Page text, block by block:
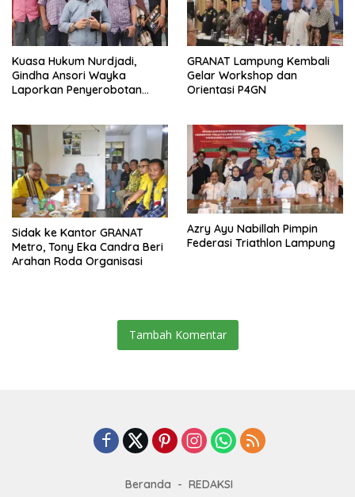
Kuasa Hukum Nurdjadi,
Gindha Ansori Wayka
Laporkan Penyerobotan
GRANAT Lampung Kembali
Gelar Workshop dan
Orientasi P4GN
‎Sidak ke Kantor GRANAT
Metro, Tony Eka Candra Beri
Arahan Roda Organisasi
Azry Ayu Nabillah Pimpin
Federasi Triathlon Lampung
Tambah Komentar
Beranda REDAKSI